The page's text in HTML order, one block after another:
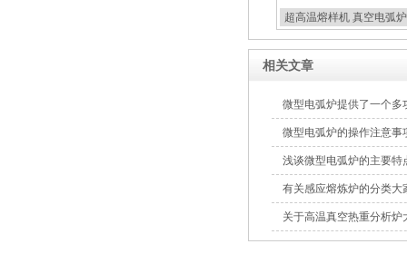
超高温熔样机 真空电弧
相关文章
微型电弧炉提供了一个多
微型电弧炉的操作注意事
浅谈微型电弧炉的主要特
有关感应熔炼炉的分类大
关于高温真空热重分析炉